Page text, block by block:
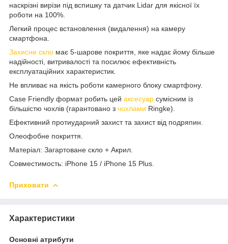
наскрізні вирізи під вспишку та датчик Lidar для якісної їх
роботи на 100%.
Легкий процес встановлення (видалення) на камеру
смартфона.
Захисне скло має 5-шарове покриття, яке надає йому більше
надійності, витривалості та посилює ефективність
експлуатаційних характеристик.
Не впливає на якість роботи камерного блоку смартфону.
Case Friendly формат робить цей аксесуар сумісним із
більшістю чохлів (гарантовано з чохлами Ringke).
Ефективний протиударний захист та захист від подряпин.
Олеофобне покриття.
Матеріал: Загартоване скло + Акрил.
Совместимость: iPhone 15 / iPhone 15 Plus
Приховати
Характеристики
Основні атрибути